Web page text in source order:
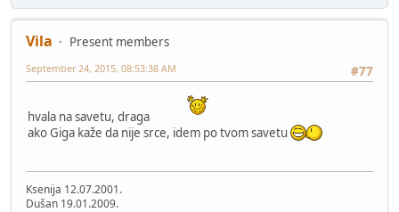
Vila
Present members
#77
September 24, 2015, 08:53:38 AM
hvala na savetu, draga
ako Giga kaže da nije srce, idem po tvom savetu
Ksenija 12.07.2001.
Dušan 19.01.2009.